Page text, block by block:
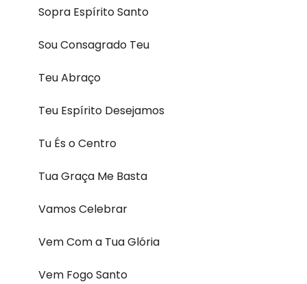
Sopra Espírito Santo
Sou Consagrado Teu
Teu Abraço
Teu Espírito Desejamos
Tu És o Centro
Tua Graça Me Basta
Vamos Celebrar
Vem Com a Tua Glória
Vem Fogo Santo